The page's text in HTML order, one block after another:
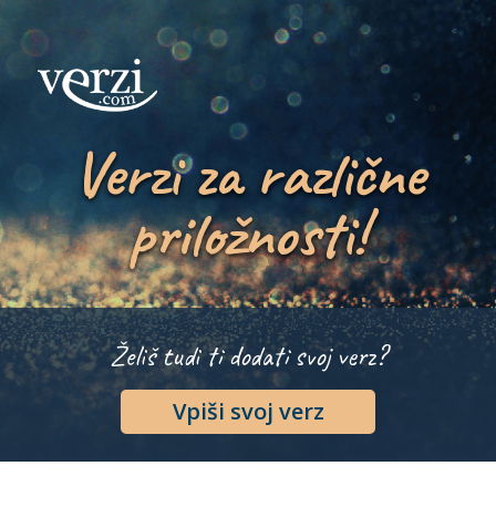
Verzi za različne
priložnosti!
Želiš tudi ti dodati svoj verz?
Vpiši svoj verz